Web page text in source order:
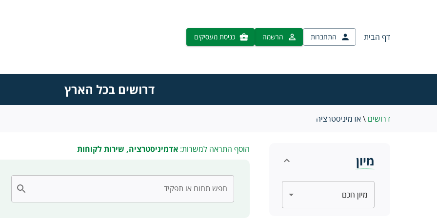
דף הבית התחברות הרשמה כניסת מעסיקים
דרושים בכל הארץ
דרושים \אדמיניסטרציה
מיון
הוסף התראה למשרות: אדמיניסטרציה, שירות לקוחות
חפש תחום או תפקיד